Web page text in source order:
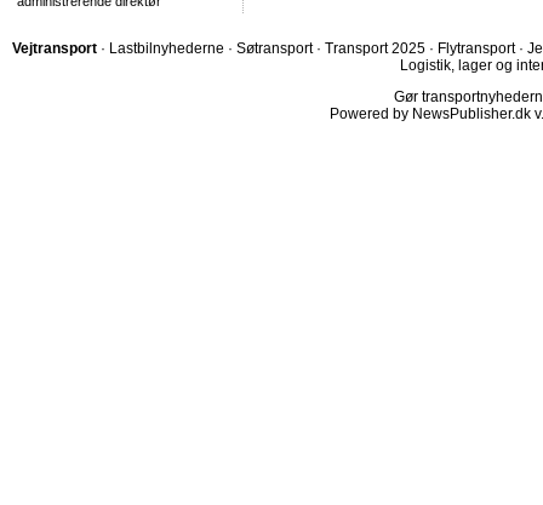
Vejtransport · Lastbilnyhederne · Søtransport · Transport 2025 · Flytransport ·
Logistik, lager og
Gør
Powered by NewsPublisher.dk